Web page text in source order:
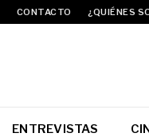
CONTACTO ¿QUIÉNES
ENTREVISTAS